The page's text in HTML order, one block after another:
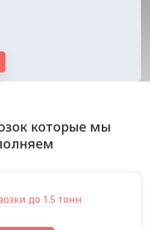
которые мы
до 1.5 тонн